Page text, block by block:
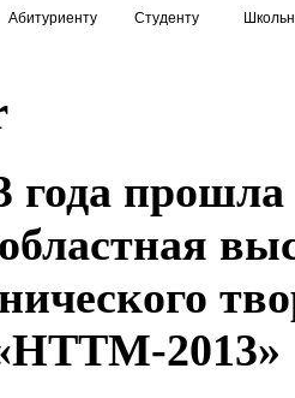
Абитуриенту Студенту
года прошла
2013»